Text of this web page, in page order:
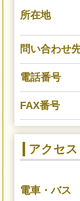
所在地
問い合わせ
電話番号
FAX番号
アクセス
電車・バス